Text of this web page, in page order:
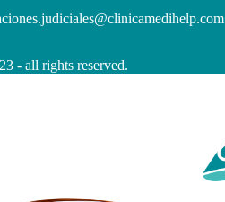
- all rights reserved.